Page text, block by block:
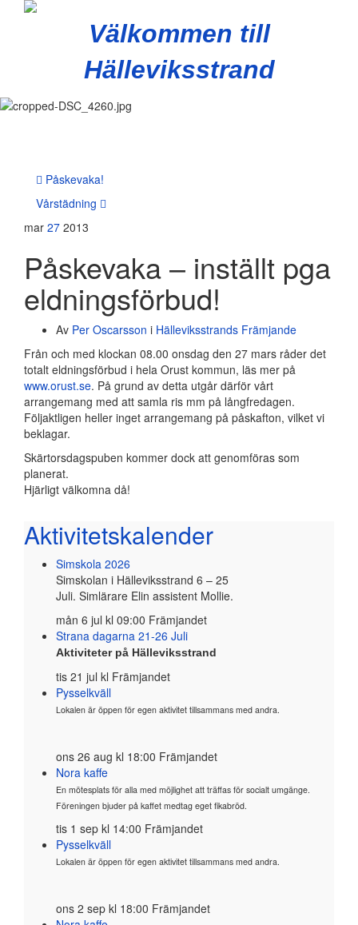
Välkommen till
Hälleviksstrand
Påskevaka!
Vårstädning
mar 27 2013
Påskevaka – inställt pga
eldningsförbud!
Av Per Oscarsson i Hälleviksstrands Främjande
Från och med klockan 08.00 onsdag den 27 mars råder det
totalt eldningsförbud i hela Orust kommun, läs mer på
www.orust.se. På grund av detta utgår därför vårt
arrangemang med att samla ris mm på långfredagen.
Följaktligen heller inget arrangemang på påskafton, vilket vi
beklagar.
Skärtorsdagspuben kommer dock att genomföras som
planerat.
Hjärligt välkomna då!
Aktivitetskalender
Simskola 2026
Simskolan i Hälleviksstrand 6 – 25
Juli. Simlärare Elin assistent Mollie.
mån 6 jul kl 09:00 Främjandet
Strana dagarna 21-26 Juli
Aktiviteter på Hälleviksstrand
tis 21 jul kl Främjandet
Pysselkväll
Lokalen är öppen för egen aktivitet tillsammans med andra.
ons 26 aug kl 18:00 Främjandet
Nora kaffe
En mötesplats för alla med möjlighet att träffas för socialt umgänge.
Föreningen bjuder på kaffet medtag eget fikabröd.
tis 1 sep kl 14:00 Främjandet
Pysselkväll
Lokalen är öppen för egen aktivitet tillsammans med andra.
ons 2 sep kl 18:00 Främjandet